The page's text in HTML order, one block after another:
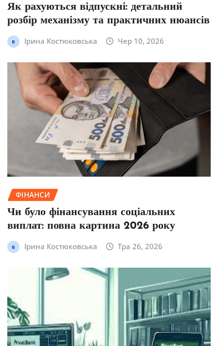
Як рахуються відпускні: детальний
розбір механізму та практичних нюансів
Ірина Костюковська Чер 10, 2026
ФІНАНСИ
Чи було фінансування соціальних
виплат: повна картина 2026 року
Ірина Костюковська Тра 26, 2026